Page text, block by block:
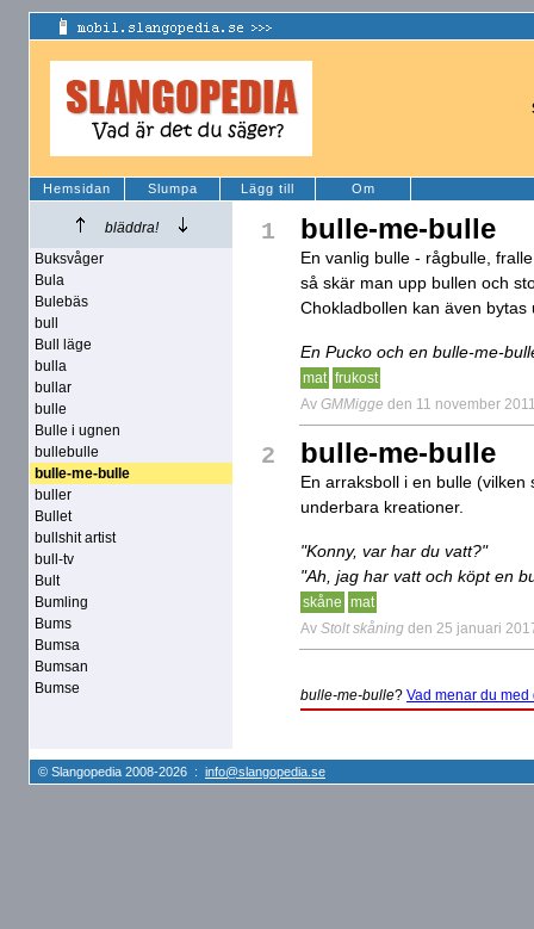
Hemsidan Slumpa Lägg till Om
bläddra!
Buksvåger
Bula
Bulebäs
bull
Bull läge
bulla
bullar
bulle
Bulle i ugnen
bullebulle
bulle-me-bulle
buller
Bullet
bullshit artist
bull-tv
Bult
Bumling
Bums
Bumsa
Bumsan
Bumse
1 bulle-me-bulle
En vanlig bulle - rågbulle,
så skär man upp bullen och
Chokladbollen kan även
En Pucko och en bulle-me-
mat frukost
Av GMMigge den 11 november
2 bulle-me-bulle
En arraksboll i en bulle
underbara kreationer.
"Konny, var har du vatt?"
"Ah, jag har vatt och köpt en
skåne mat
Av Stolt skåning den 25 januari
bulle-me-bulle? Vad menar du med
© Slangopedia 2008-2026 : info@slangopedia.se